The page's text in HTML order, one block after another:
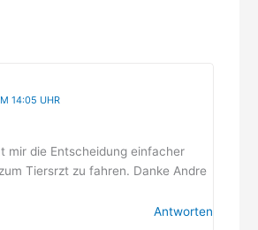
14:05 UHR
mir die Entscheidung einfacher
Tiersrzt zu fahren. Danke Andre
Antworten